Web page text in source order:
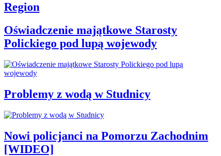
Region
Oświadczenie majątkowe Starosty
Polickiego pod lupą wojewody
Problemy z wodą w Studnicy
Nowi policjanci na Pomorzu Zachodnim
[WIDEO]